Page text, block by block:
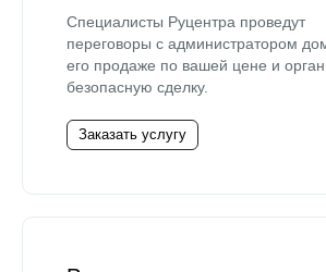
Специалисты Руцентра проведут
переговоры с администратором
его продаже по вашей цене и
безопасную сделку.
Заказать услугу